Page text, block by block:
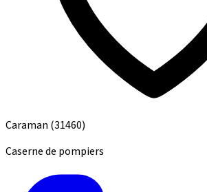
Caraman (31460)
Caserne de pompiers